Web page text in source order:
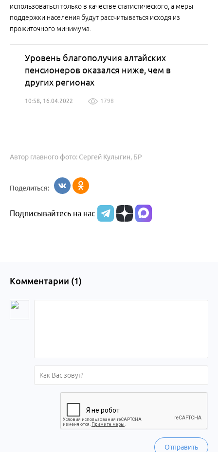
использоваться только в качестве статистического, а меры
поддержки населения будут рассчитываться исходя из
прожиточного минимума.
Уровень благополучия алтайских
пенсионеров оказался ниже, чем в
других регионах
10:58, 16.04.2022 1798
Автор главного фото: Сергей Кулыгин, БР
Поделиться:
Подписывайтесь на нас
Комментарии (1)
Отправить